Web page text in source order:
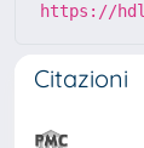
https://
Citazioni